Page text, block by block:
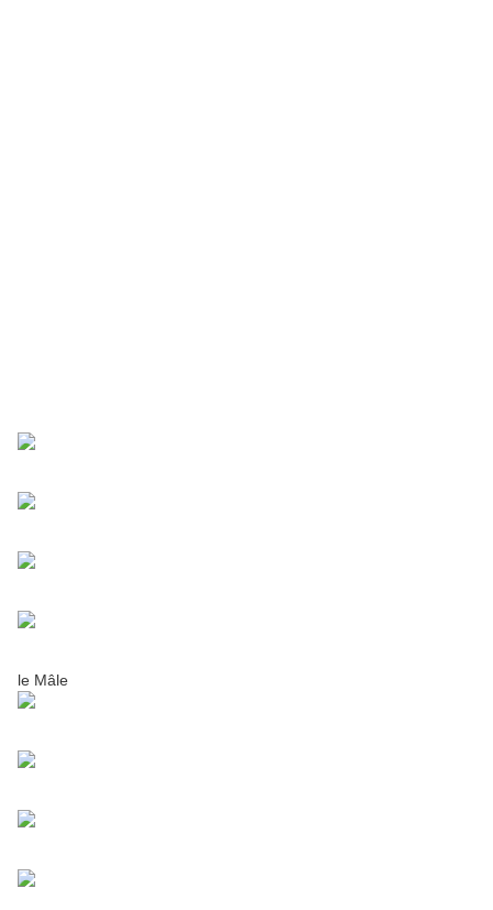
le Mâle